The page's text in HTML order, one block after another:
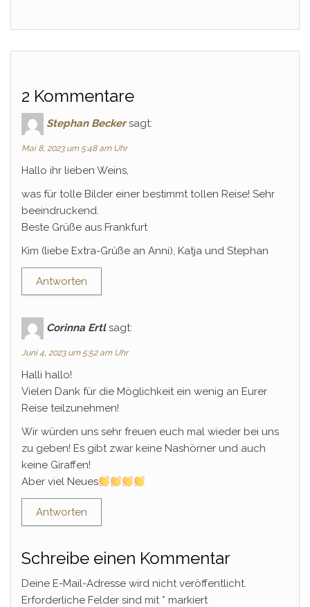
2 Kommentare
Stephan Becker sagt:
Mai 8, 2023 um 5:48 am Uhr
Hallo ihr lieben Weins,
was für tolle Bilder einer bestimmt tollen Reise! Sehr
beeindruckend.
Beste Grüße aus Frankfurt
Kim (liebe Extra-Grüße an Anni), Katja und Stephan
Antworten
Corinna Ertl sagt:
Juni 4, 2023 um 5:52 am Uhr
Halli hallo!
Vielen Dank für die Möglichkeit ein wenig an Eurer
Reise teilzunehmen!
Wir würden uns sehr freuen euch mal wieder bei uns
zu geben! Es gibt zwar keine Nashörner und auch
keine Giraffen!
Aber viel Neues
Antworten
Schreibe einen Kommentar
Deine E-Mail-Adresse wird nicht veröffentlicht.
Erforderliche Felder sind mit * markiert